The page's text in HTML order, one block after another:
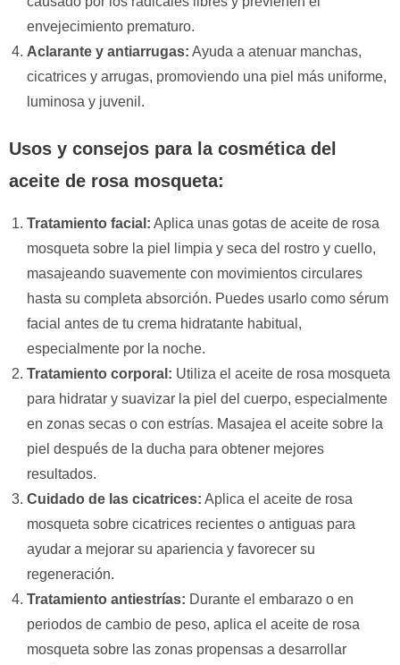
envejecimiento prematuro.
Aclarante y antiarrugas: Ayuda a atenuar manchas,
cicatrices y arrugas, promoviendo una piel más uniforme,
luminosa y juvenil.
Usos y consejos para la cosmética del
aceite de rosa mosqueta:
Tratamiento facial: Aplica unas gotas de aceite de rosa
mosqueta sobre la piel limpia y seca del rostro y cuello,
masajeando suavemente con movimientos circulares
hasta su completa absorción. Puedes usarlo como sérum
facial antes de tu crema hidratante habitual,
especialmente por la noche.
Tratamiento corporal: Utiliza el aceite de rosa mosqueta
para hidratar y suavizar la piel del cuerpo, especialmente
en zonas secas o con estrías. Masajea el aceite sobre la
piel después de la ducha para obtener mejores
resultados.
Cuidado de las cicatrices: Aplica el aceite de rosa
mosqueta sobre cicatrices recientes o antiguas para
ayudar a mejorar su apariencia y favorecer su
regeneración.
Tratamiento antiestrías: Durante el embarazo o en
periodos de cambio de peso, aplica el aceite de rosa
mosqueta sobre las zonas propensas a desarrollar